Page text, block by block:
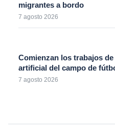
migrantes a bordo
7 agosto 2026
Comienzan los trabajos
artificial del campo de
7 agosto 2026